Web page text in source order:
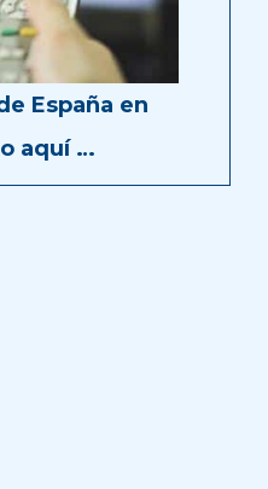
España en
aquí …